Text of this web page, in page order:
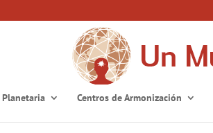
Planetaria Centros de Armonización